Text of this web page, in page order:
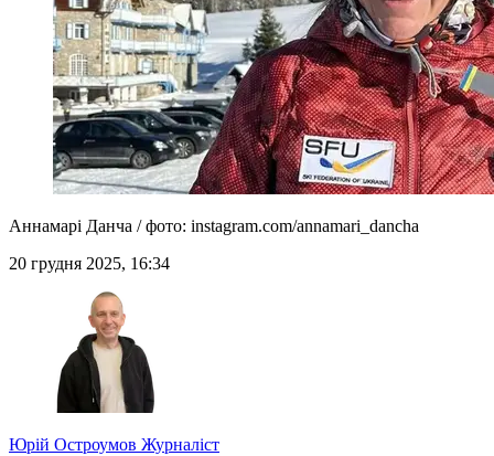
Аннамарі Данча / фото: instagram.com/annamari_dancha
20 грудня 2025, 16:34
Юрій Остроумов Журналіст